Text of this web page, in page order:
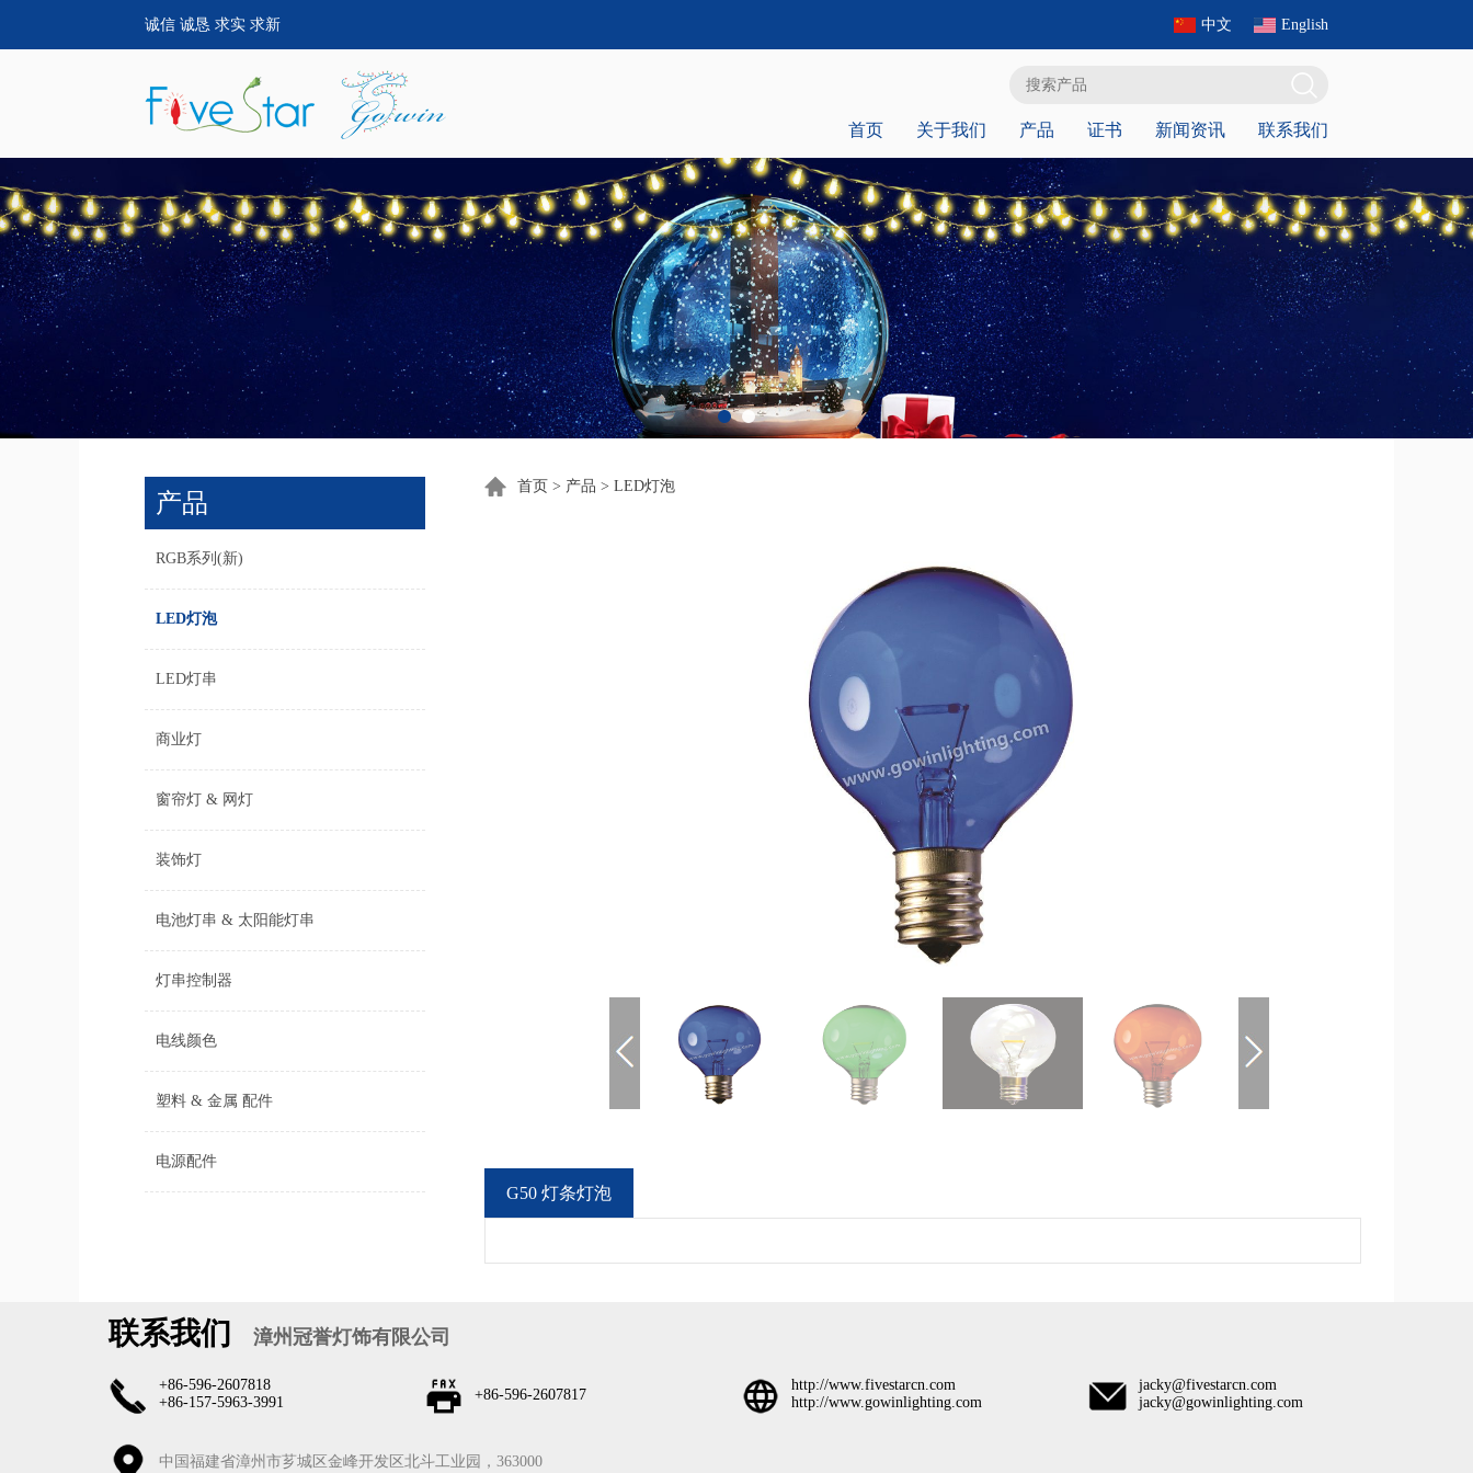
诚信 诚恳 求实 求新 中文 English
首页 关于我们 产品 证书 新闻资讯 联系我们
产品
RGB系列(新)
LED灯泡
LED灯串
商业灯
窗帘灯 & 网灯
装饰灯
电池灯串 & 太阳能灯串
灯串控制器
电线颜色
塑料 & 金属 配件
电源配件
首页 > 产品 > LED灯泡
G50 灯条灯泡
联系我们 漳州冠誉灯饰有限公司
+86-596-2607818
+86-157-5963-3991
+86-596-2607817
http://www.fivestarcn.com
http://www.gowinlighting.com
jacky@fivestarcn.com
jacky@gowinlighting.com
中国福建省漳州市芗城区金峰开发区北斗工业园，363000